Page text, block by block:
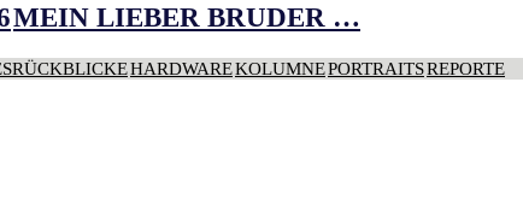
MEIN LIEBER BRUDER …
HARDWAREKOLUMNEPORTRAITSREPORTE